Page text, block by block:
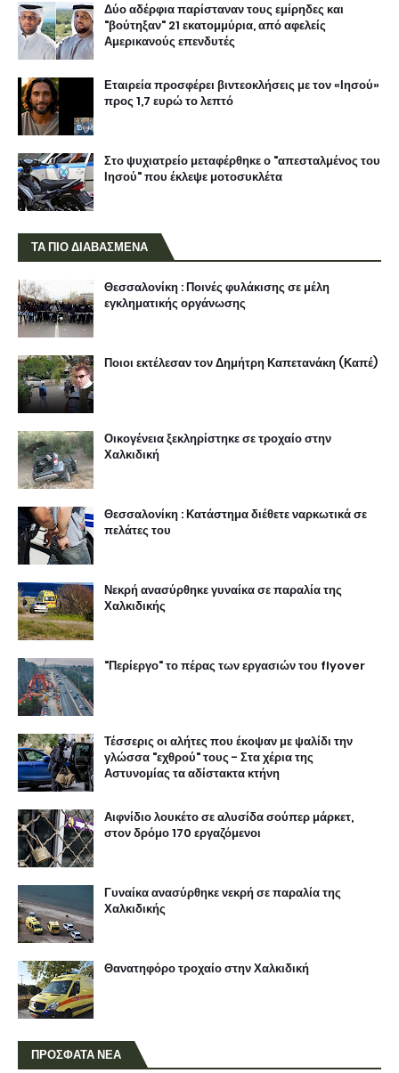
Δύο αδέρφια παρίσταναν τους εμίρηδες και
"βούτηξαν" 21 εκατομμύρια, από αφελείς
Αμερικανούς επενδυτές
Εταιρεία προσφέρει βιντεοκλήσεις με τον «Ιησού»
προς 1,7 ευρώ το λεπτό
Στο ψυχιατρείο μεταφέρθηκε ο "απεσταλμένος του
Ιησού" που έκλεψε μοτοσυκλέτα
ΤΑ ΠΙΟ ΔΙΑΒΑΣΜΕΝΑ
Θεσσαλονίκη : Ποινές φυλάκισης σε μέλη
εγκληματικής οργάνωσης
Ποιοι εκτέλεσαν τον Δημήτρη Καπετανάκη (Καπέ)
Οικογένεια ξεκληρίστηκε σε τροχαίο στην
Χαλκιδική
Θεσσαλονίκη : Κατάστημα διέθετε ναρκωτικά σε
πελάτες του
Νεκρή ανασύρθηκε γυναίκα σε παραλία της
Χαλκιδικής
"Περίεργο" το πέρας των εργασιών του flyover
Τέσσερις οι αλήτες που έκοψαν με ψαλίδι την
γλώσσα "εχθρού" τους - Στα χέρια της
Αστυνομίας τα αδίστακτα κτήνη
Αιφνίδιο λουκέτο σε αλυσίδα σούπερ μάρκετ,
στον δρόμο 170 εργαζόμενοι
Γυναίκα ανασύρθηκε νεκρή σε παραλία της
Χαλκιδικής
Θανατηφόρο τροχαίο στην Χαλκιδική
ΠΡΟΣΦΑΤΑ ΝΕΑ